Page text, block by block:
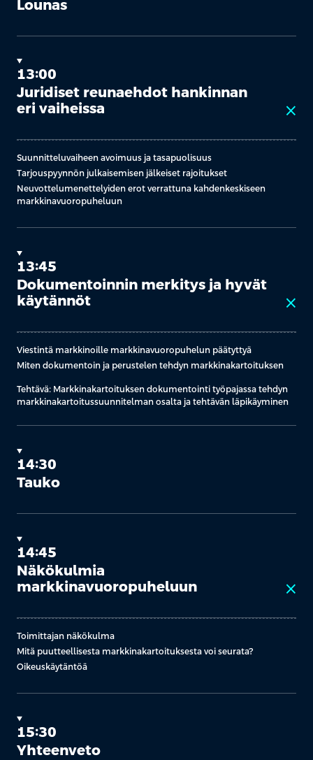
Lounas
13:00
Juridiset reunaehdot hankinnan
eri vaiheissa
close
Suunnitteluvaiheen avoimuus ja tasapuolisuus
Tarjouspyynnön julkaisemisen jälkeiset rajoitukset
Neuvottelumenettelyiden erot verrattuna kahdenkeskiseen
markkinavuoropuheluun
13:45
Dokumentoinnin merkitys ja hyvät
käytännöt
close
Viestintä markkinoille markkinavuoropuhelun päätyttyä
Miten dokumentoin ja perustelen tehdyn markkinakartoituksen
Tehtävä: Markkinakartoituksen dokumentointi työpajassa tehdyn
markkinakartoitussuunnitelman osalta ja tehtävän läpikäyminen
14:30
Tauko
14:45
Näkökulmia
markkinavuoropuheluun
close
Toimittajan näkökulma
Mitä puutteellisesta markkinakartoituksesta voi seurata?
Oikeuskäytäntöä
15:30
Yhteenveto